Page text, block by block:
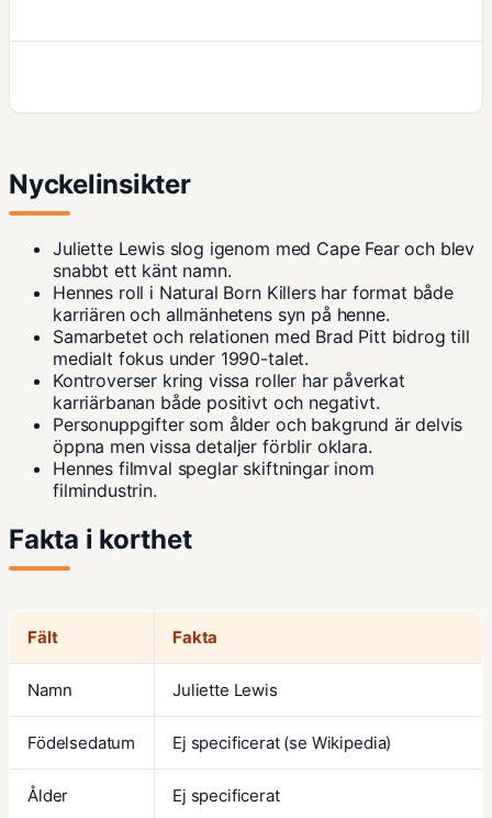
Nyckelinsikter
Juliette Lewis slog igenom med Cape Fearoch blev
snabbt ett känt namn.
Hennes roll i Natural Born Killershar format både
karriären och allmänhetens syn på henne.
Samarbetet och relationen med Brad Pitt bidrog till
medialt fokus under 1990-talet.
Kontroverser kring vissa roller har påverkat
karriärbanan både positivt och negativt.
Personuppgifter som ålder och bakgrund är delvis
öppna men vissa detaljer förblir oklara.
Hennes filmval speglar skiftningar inom
filmindustrin.
Fakta i korthet
Fält Fakta
Namn Juliette Lewis
Födelsedatum Ej specificerat (se Wikipedia)
Ålder Ej specificerat